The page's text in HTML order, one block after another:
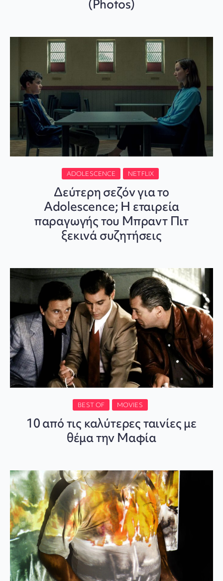
(Photos)
ADOLESCENCE NETFLIX
Δεύτερη σεζόν για το
Adolescence; Η εταιρεία
παραγωγής του Μπραντ Πιτ
ξεκινά συζητήσεις
BEST OF MOVIES
10 από τις καλύτερες ταινίες με
θέμα την Μαφία